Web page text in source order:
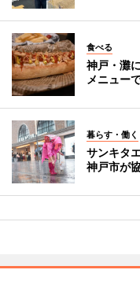
食べる
神戸・灘
メニュー
暮らす・働く
サンキタ
神戸市が